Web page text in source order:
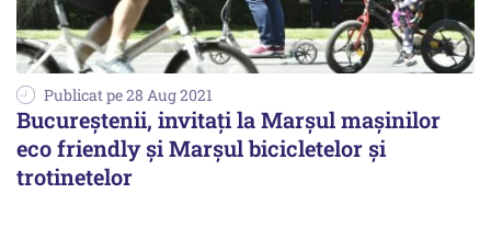
Publicat pe 28 Aug 2021
Bucureştenii, invitaţi la Marşul maşinilor
eco friendly şi Marşul bicicletelor şi
trotinetelor